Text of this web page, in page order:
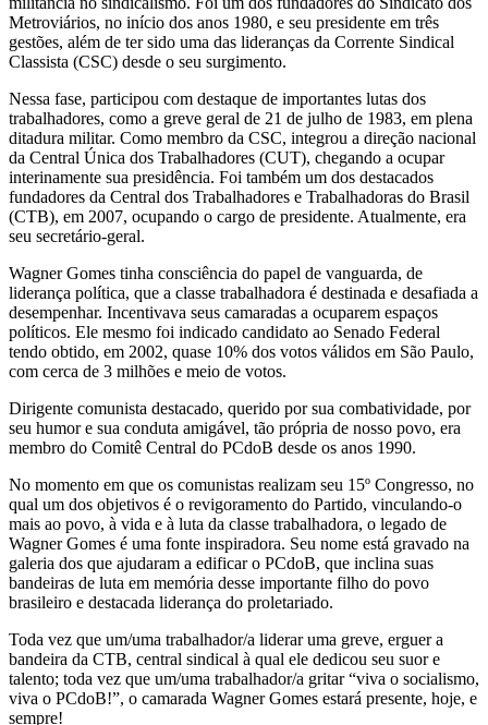
Metroviários, no início dos anos 1980, e seu presidente em três
gestões, além de ter sido uma das lideranças da Corrente Sindical
Classista (CSC) desde o seu surgimento.
Nessa fase, participou com destaque de importantes lutas dos
trabalhadores, como a greve geral de 21 de julho de 1983, em plena
ditadura militar. Como membro da CSC, integrou a direção nacional
da Central Única dos Trabalhadores (CUT), chegando a ocupar
interinamente sua presidência. Foi também um dos destacados
fundadores da Central dos Trabalhadores e Trabalhadoras do Brasil
(CTB), em 2007, ocupando o cargo de presidente. Atualmente, era
seu secretário-geral.
Wagner Gomes tinha consciência do papel de vanguarda, de
liderança política, que a classe trabalhadora é destinada e desafiada a
desempenhar. Incentivava seus camaradas a ocuparem espaços
políticos. Ele mesmo foi indicado candidato ao Senado Federal
tendo obtido, em 2002, quase 10% dos votos válidos em São Paulo,
com cerca de 3 milhões e meio de votos.
Dirigente comunista destacado, querido por sua combatividade, por
seu humor e sua conduta amigável, tão própria de nosso povo, era
membro do Comitê Central do PCdoB desde os anos 1990.
No momento em que os comunistas realizam seu 15º Congresso, no
qual um dos objetivos é o revigoramento do Partido, vinculando-o
mais ao povo, à vida e à luta da classe trabalhadora, o legado de
Wagner Gomes é uma fonte inspiradora. Seu nome está gravado na
galeria dos que ajudaram a edificar o PCdoB, que inclina suas
bandeiras de luta em memória desse importante filho do povo
brasileiro e destacada liderança do proletariado.
Toda vez que um/uma trabalhador/a liderar uma greve, erguer a
bandeira da CTB, central sindical à qual ele dedicou seu suor e
talento; toda vez que um/uma trabalhador/a gritar “viva o socialismo,
viva o PCdoB!”, o camarada Wagner Gomes estará presente, hoje, e
sempre!